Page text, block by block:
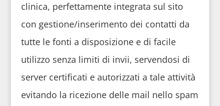
clinica, perfettamente integrata sul sito
con gestione/inserimento dei contatti da
tutte le fonti a disposizione e di facile
utilizzo senza limiti di invii, servendosi di
server certificati e autorizzati a tale attività
evitando la ricezione delle mail nello spam